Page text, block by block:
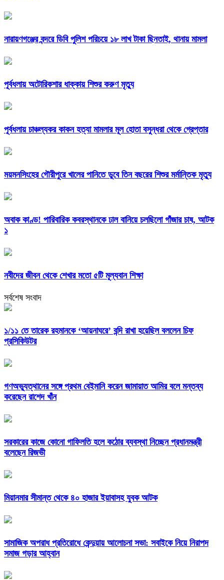
নারায়ণগঞ্জের বন্দরে ডিবি পুলিশ পরিচয়ে ১৮ লাখ টাকা ছিনতাই, থানায় মামলা
পূর্বধলায় অটোরিকশার ধাক্কায় শিশুর করুণ মৃত্যু
পূর্বধলায় চাঞ্চল্যকর কাকন হত্যা মামলার মূল হোতা বসুন্ধরা থেকে গ্রেপ্তার
ময়মনসিংহের গৌরীপুরে খালের পানিতে ডুবে তিন বছরের শিশুর মর্মান্তিক মৃত্যু
অবাক কাণ্ড! পারিবারিক কবরস্থানকে ঢাল বানিয়ে চলছিলো গাঁজার চাষ, আটক
১
নবীদের জীবন থেকে শেখার মতো ৫টি মূল্যবান শিক্ষা
সর্বশেষ সংবাদ
১/১১ তে তারেক রহমানকে ‘আয়নাঘরে’ বন্দি রাখা হয়েছিল বললেন চিফ
প্রসিকিউটর
গণঅভ্যুত্থানের সঙ্গে প্রথম বেইমানি করেন জামায়াত আমির বলে মন্তব্য
করেছেন রাশেদ খাঁন
সরকারের কাজে কোনো গাফিলতি হলে কঠোর ব্যবস্থা নিচ্ছেন প্রধানমন্ত্রী
বলেছেন রিজভী
মিয়ানমার সীমান্ত থেকে ৪০ হাজার ইয়াবাসহ যুবক আটক
সামাজিক অপরাধ প্রতিরোধে কেন্দুয়ায় আলোচনা সভা: সবাইকে নিয়ে নিরাপদ
সমাজ গড়ার আহ্বান